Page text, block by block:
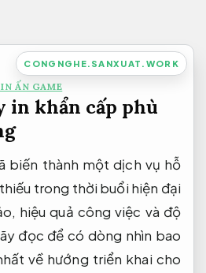
CONGNGHE.SANXUAT.WORK
ẤN GAME
in khẩn cấp phù
biến thành một dịch vụ hỗ
trong thời buổi hiện đại
hiệu quả công việc và độ
đọc để có dòng nhìn bao
về hướng triển khai cho